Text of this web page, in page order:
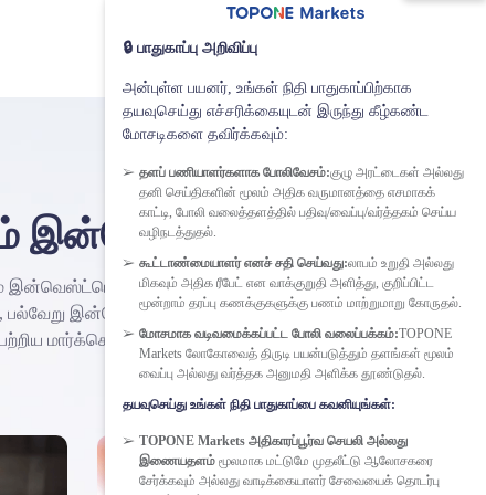
🔒 பாதுகாப்பு அறிவிப்பு
அன்புள்ள பயனர், உங்கள் நிதி பாதுகாப்பிற்காக
தயவுசெய்து எச்சரிக்கையுடன் இருந்து கீழ்கண்ட
மோசடிகளை தவிர்க்கவும்:
தளப் பணியாளர்களாக போலிவேசம்:குழு அரட்டைகள் அல்லது
தனி செய்திகளின் மூலம் அதிக வருமானத்தை எசமாகக்
காட்டி, போலி வலைத்தளத்தில் பதிவு/வைப்பு/வர்த்தகம் செய்ய
வழிநடத்துதல்.
கூட்டாண்மையாளர் எனச் சதி செய்வது:லாபம் உறுதி அல்லது
மிகவும் அதிக ரீபேட் என வாக்குறுதி அளித்து, குறிப்பிட்ட
மூன்றாம் தரப்பு கணக்குகளுக்கு பணம் மாற்றுமாறு கோருதல்.
மோசமாக வடிவமைக்கப்பட்ட போலி வலைப்பக்கம்:TOPONE
Markets லோகோவைத் திருடி பயன்படுத்தும் தளங்கள் மூலம்
வைப்பு அல்லது வர்த்தக அனுமதி அளிக்க தூண்டுதல்.
தயவுசெய்து உங்கள் நிதி பாதுகாப்பை கவனியுங்கள்:
TOPONE Markets அதிகாரப்பூர்வ செயலி அல்லது
இணையதளம் மூலமாக மட்டுமே முதலீட்டு ஆலோசகரை
சேர்க்கவும் அல்லது வாடிக்கையாளர் சேவையைக் தொடர்பு
இன்வெஸ்ட் செய்வது?
இன்வெஸ்ட்மென்ட் பற்றி
பல்வேறு இன்டெக்ஸ்களைப்
மார்க்கெட் செய்திகள்